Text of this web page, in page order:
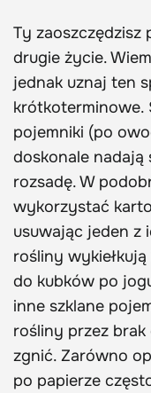
Ty zaoszczędzisz
drugie życie.
jednak uznaj ten
krótkoterminowe.
pojemniki (po
doskonale nadają
rozsadę. W
wykorzystać
usuwając jeden z
rośliny
do kubków po
inne szklane
rośliny przez
zgnić. Zarówno
po papierze